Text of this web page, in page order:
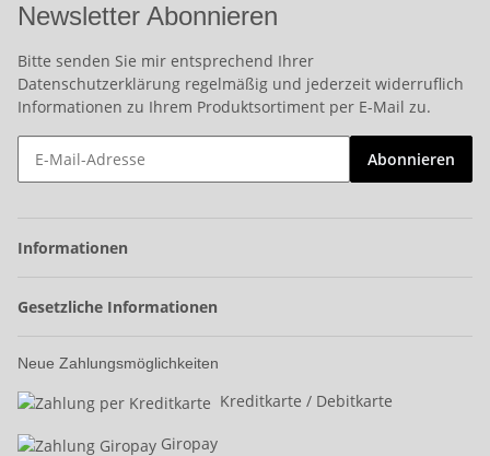
Newsletter Abonnieren
Bitte senden Sie mir entsprechend Ihrer
Datenschutzerklärung regelmäßig und jederzeit widerruflich
Informationen zu Ihrem Produktsortiment per E-Mail zu.
Abonnieren
Informationen
Gesetzliche Informationen
Neue Zahlungsmöglichkeiten
Kreditkarte / Debitkarte
Giropay